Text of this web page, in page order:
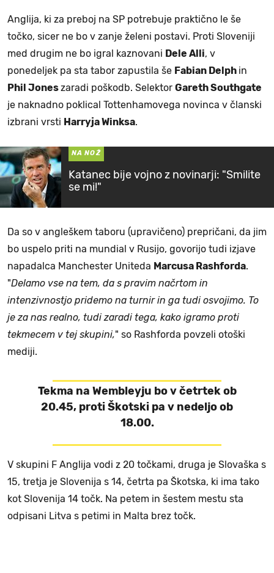
Anglija, ki za preboj na SP potrebuje praktično le še
točko, sicer ne bo v zanje želeni postavi. Proti Sloveniji
med drugim ne bo igral kaznovani Dele Alli, v
ponedeljek pa sta tabor zapustila še Fabian Delph in
Phil Joneszaradi poškodb. Selektor Gareth Southgate
je naknadno poklical Tottenhamovega novinca v članski
izbrani vrsti Harryja Winksa.
NA NOŽ
Katanec bije vojno z novinarji: "Smilite
se mi!"
Da so v angleškem taboru (upravičeno) prepričani, da jim
bo uspelo priti na mundial v Rusijo, govorijo tudi izjave
napadalca Manchester Uniteda Marcusa Rashforda.
"Delamo vse na tem, da s pravim načrtom in
intenzivnostjo pridemo na turnir in ga tudi osvojimo. To
je za nas realno, tudi zaradi tega, kako igramo proti
tekmecem v tej skupini," so Rashforda povzeli otoški
mediji.
Tekma na Wembleyju bo v četrtek ob
20.45, proti Škotski pa v nedeljo ob
18.00.
V skupini F Anglija vodi z 20 točkami, druga je Slovaška s
15, tretja je Slovenija s 14, četrta pa Škotska, ki ima tako
kot Slovenija 14 točk. Na petem in šestem mestu sta
odpisani Litva s petimi in Malta brez točk.